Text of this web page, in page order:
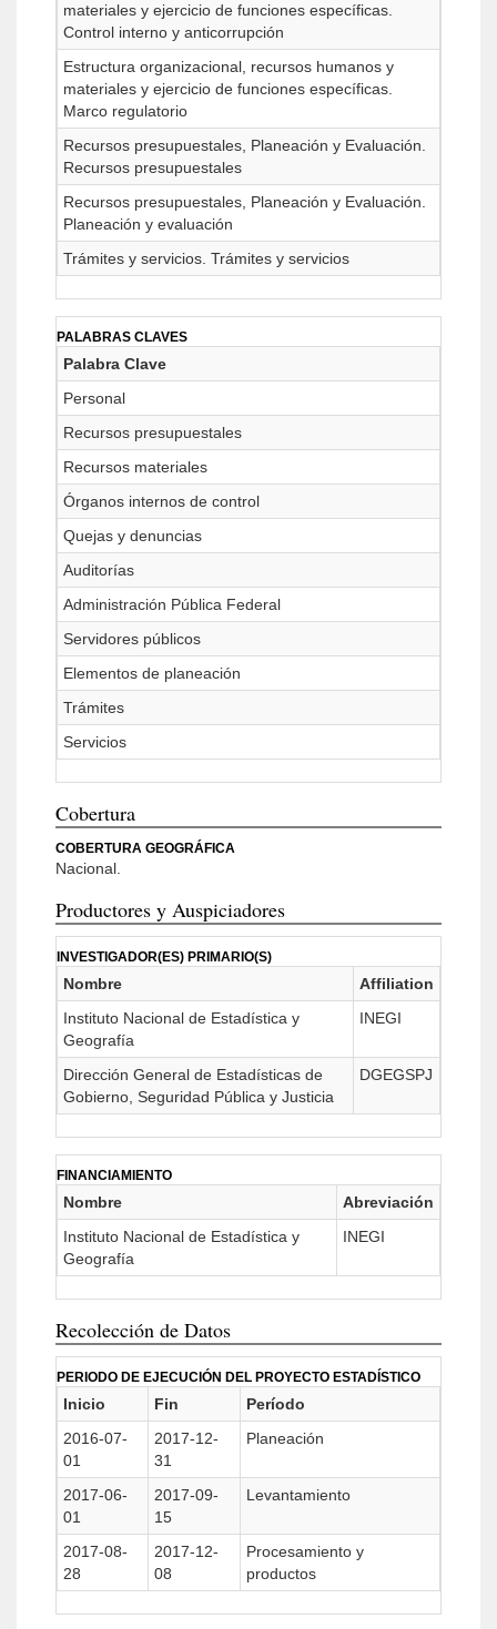
materiales y ejercicio de funciones específicas.
Control interno y anticorrupción
Estructura organizacional, recursos humanos y
materiales y ejercicio de funciones específicas.
Marco regulatorio
Recursos presupuestales, Planeación y Evaluación.
Recursos presupuestales
Recursos presupuestales, Planeación y Evaluación.
Planeación y evaluación
Trámites y servicios. Trámites y servicios
PALABRAS CLAVES
Palabra Clave
Personal
Recursos presupuestales
Recursos materiales
Órganos internos de control
Quejas y denuncias
Auditorías
Administración Pública Federal
Servidores públicos
Elementos de planeación
Trámites
Servicios
Cobertura
COBERTURA GEOGRÁFICA
Nacional.
Productores y Auspiciadores
INVESTIGADOR(ES) PRIMARIO(S)
Nombre
Affiliation
Instituto Nacional de Estadística y
Geografía
INEGI
Dirección General de Estadísticas de
Gobierno, Seguridad Pública y Justicia
DGEGSPJ
FINANCIAMIENTO
Nombre
Abreviación
Instituto Nacional de Estadística y
Geografía
INEGI
Recolección de Datos
PERIODO DE EJECUCIÓN DEL PROYECTO ESTADÍSTICO
Inicio Fin
Período
2016-07-
01
2017-12-
31
Planeación
2017-06-
01
2017-09-
15
Levantamiento
2017-08-
28
2017-12-
08
Procesamiento y
productos